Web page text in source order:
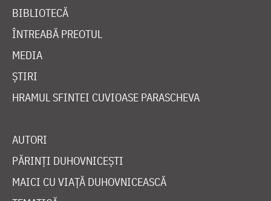
BIBLIOTECĂ
ÎNTREABĂ PREOTUL
MEDIA
ȘTIRI
HRAMUL SFINTEI CUVIOASE PARASCHEVA
AUTORI
PĂRINȚI DUHOVNICEȘTI
MAICI CU VIAȚĂ DUHOVNICEASCĂ